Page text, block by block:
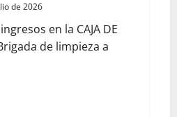
de 2026
en la CAJA DE
de limpieza a